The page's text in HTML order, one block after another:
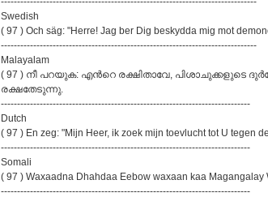
Swedish
( 97 ) Och säg: "Herre! Jag ber Dig beskydda mig mot
-------------------------------------------------------------------------------
Malayalam
( 97 ) നീ പറയുക: എന്‍റെ രക്ഷിതാവേ, പിശാചുക്കളുടെ
രക്ഷതേടുന്നു.
-----------------------------------------------------------------------------
Dutch
( 97 ) En zeg: "Mijn Heer, ik zoek mijn toevlucht tot U tegen
-----------------------------------------------------------------------------
Somali
( 97 ) Waxaadna Dhahdaa Eebow waxaan kaa Magangalay
-----------------------------------------------------------------------------